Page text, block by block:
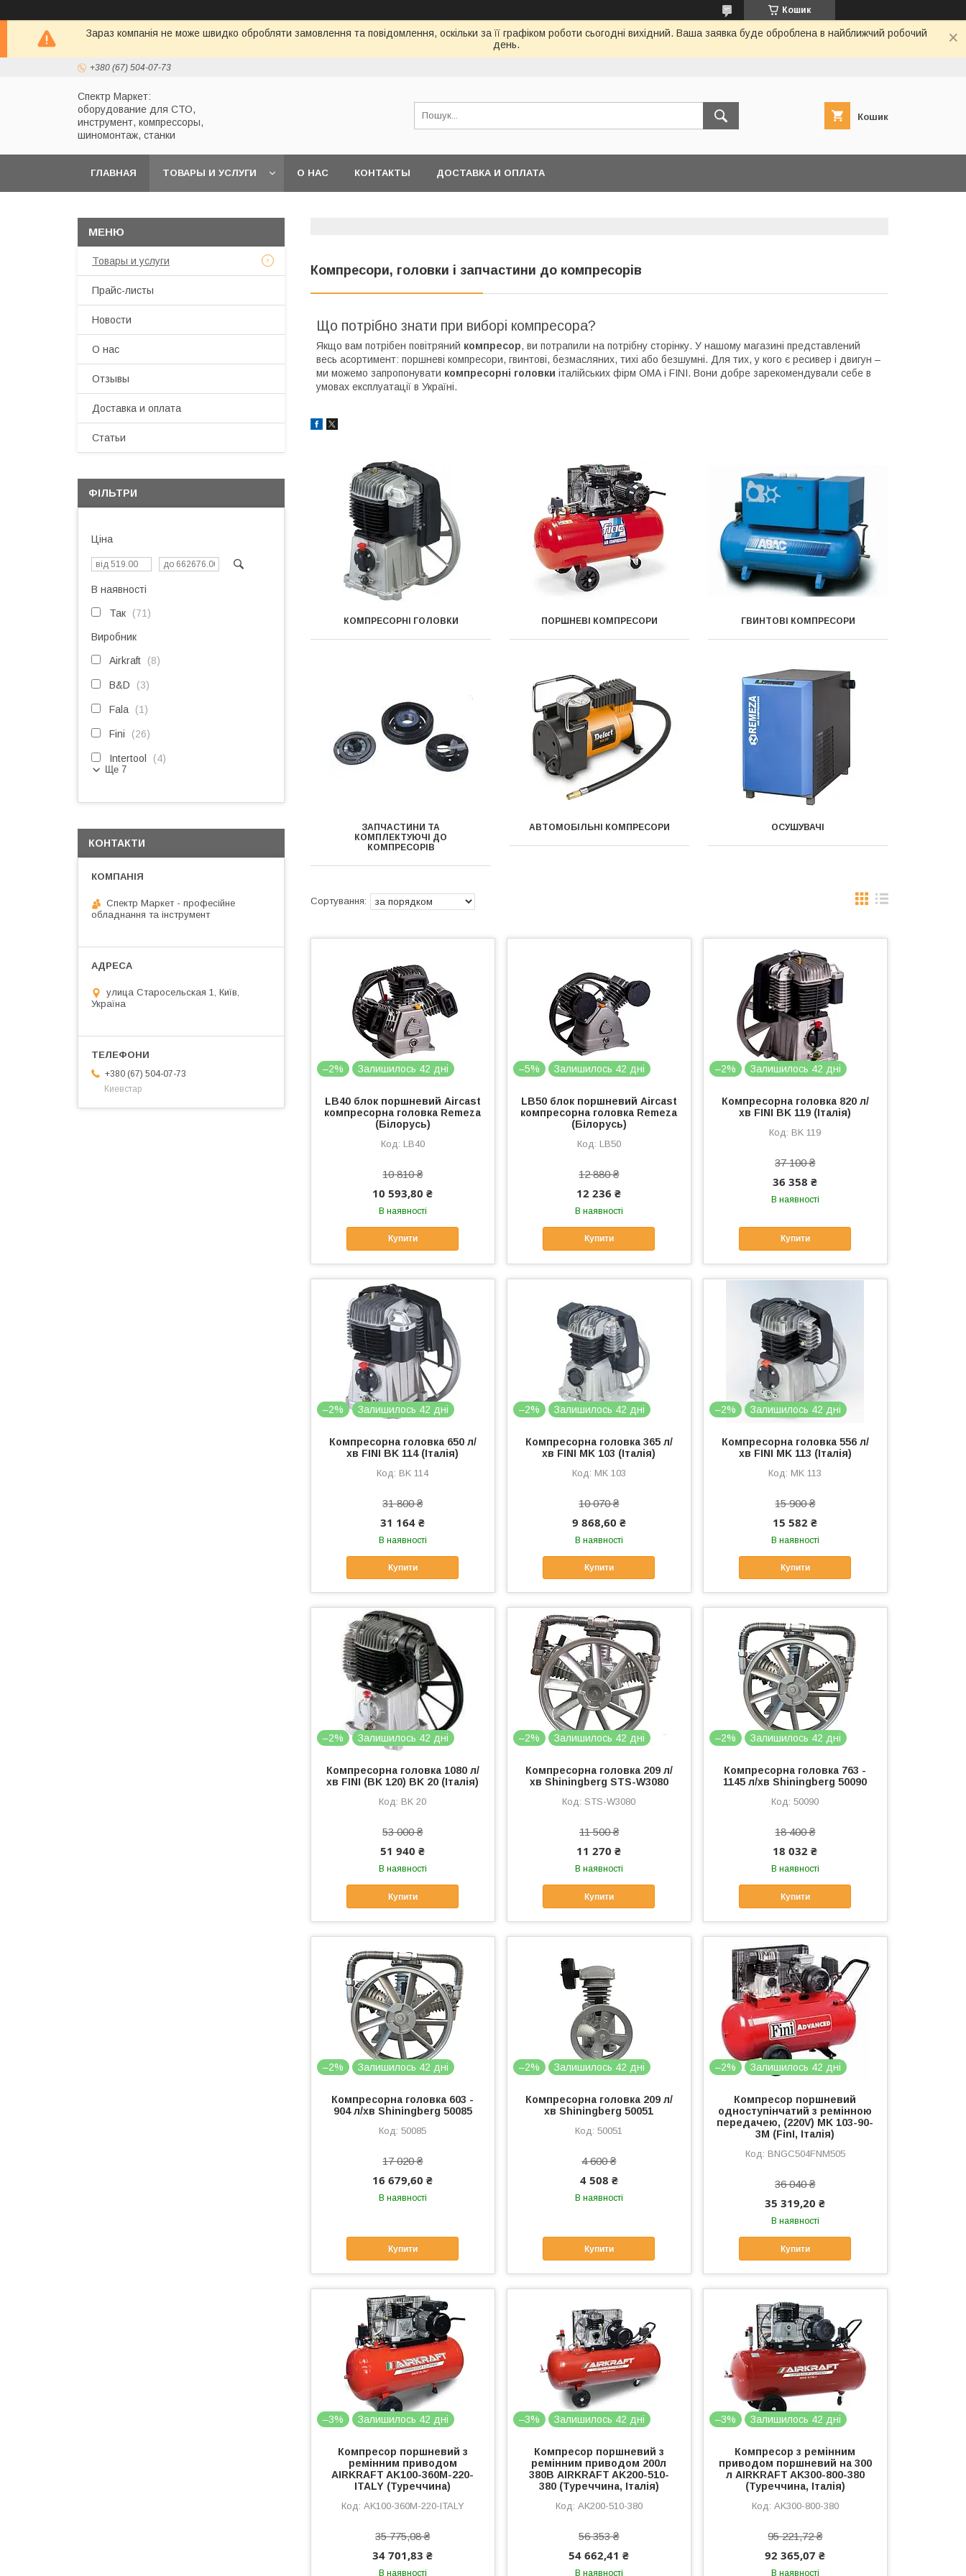
Кошик
Зараз компанія не може швидко обробляти замовлення та повідомлення, оскільки за її графіком роботи сьогодні вихідний. Ваша заявка буде оброблена в найближчий робочий
день.
+380 (67) 504-07-73
Спектр Маркет:
оборудование для СТО,
инструмент, компрессоры,
шиномонтаж, станки
Кошик
ГЛАВНАЯ ТОВАРЫ И УСЛУГИ О НАС КОНТАКТЫ ДОСТАВКА И ОПЛАТА
Компресори, головки і запчастини до компресорів
Що потрібно знати при виборі компресора?
Якщо вам потрібен повітряний компресор, ви потрапили на потрібну сторінку. У нашому магазині представлений
весь асортимент: поршневі компресори, гвинтові, безмасляних, тихі або безшумні. Для тих, у кого є ресивер і двигун –
ми можемо запропонувати компресорні головки італійських фірм ОМА і FINI. Вони добре зарекомендували себе в
умовах експлуатації в Україні.
КОМПРЕСОРНІ ГОЛОВКИ ПОРШНЕВІ КОМПРЕСОРИ ГВИНТОВІ КОМПРЕСОРИ
ЗАПЧАСТИНИ ТА
КОМПЛЕКТУЮЧІ ДО
КОМПРЕСОРІВ
АВТОМОБІЛЬНІ КОМПРЕСОРИ ОСУШУВАЧІ
–2% Залишилось 42 дні
LB40 блок поршневий Aircast
компресорна головка Remeza
(Білорусь)
LB40
10 810 ₴
10 593,80 ₴
В наявності
Купити
–5% Залишилось 42 дні
LB50 блок поршневий Aircast
компресорна головка Remeza
(Білорусь)
LB50
12 880 ₴
12 236 ₴
В наявності
Купити
–2% Залишилось 42 дні
Компресорна головка 820 л/
хв FINI BK 119 (Італія)
BK 119
37 100 ₴
36 358 ₴
В наявності
Купити
–2% Залишилось 42 дні
Компресорна головка 650 л/
хв FINI BK 114 (Італія)
BK 114
31 800 ₴
31 164 ₴
В наявності
Купити
–2% Залишилось 42 дні
Компресорна головка 365 л/
хв FINI MK 103 (Італія)
MK 103
10 070 ₴
9 868,60 ₴
В наявності
Купити
–2% Залишилось 42 дні
Компресорна головка 556 л/
хв FINI MK 113 (Італія)
MK 113
15 900 ₴
15 582 ₴
В наявності
Купити
–2% Залишилось 42 дні
Компресорна головка 1080 л/
хв FINI (BK 120) BK 20 (Італія)
BK 20
53 000 ₴
51 940 ₴
В наявності
Купити
–2% Залишилось 42 дні
Компресорна головка 209 л/
хв Shiningberg STS-W3080
STS-W3080
11 500 ₴
11 270 ₴
В наявності
Купити
–2% Залишилось 42 дні
Компресорна головка 763 -
1145 л/хв Shiningberg 50090
50090
18 400 ₴
18 032 ₴
В наявності
Купити
–2% Залишилось 42 дні
Компресорна головка 603 -
904 л/хв Shiningberg 50085
50085
17 020 ₴
16 679,60 ₴
В наявності
Купити
–2% Залишилось 42 дні
Компресорна головка 209 л/
хв Shiningberg 50051
50051
4 600 ₴
4 508 ₴
В наявності
Купити
–2% Залишилось 42 дні
Компресор поршневий
одноступінчатий з ремінною
передачею, (220V) MK 103-90-
3M (FinI, Італія)
BNGC504FNM505
36 040 ₴
35 319,20 ₴
В наявності
Купити
–3% Залишилось 42 дні
Компресор поршневий з
ремінним приводом
AIRKRAFT AK100-360M-220-
ITALY (Туреччина)
AK100-360M-220-ITALY
35 775,08 ₴
34 701,83 ₴
В наявності
–3% Залишилось 42 дні
Компресор поршневий з
ремінним приводом 200л
380В AIRKRAFT AK200-510-
380 (Туреччина, Італія)
AK200-510-380
56 353 ₴
54 662,41 ₴
В наявності
–3% Залишилось 42 дні
Компресор з ремінним
приводом поршневий на 300
л AIRKRAFT AK300-800-380
(Туреччина, Італія)
AK300-800-380
95 221,72 ₴
92 365,07 ₴
В наявності
Товары и услуги
Прайс-листы
Новости
О нас
Отзывы
Доставка и оплата
Статьи
ФІЛЬТРИ
Ціна
В наявності
Так 71
Виробник
Airkraft 8
B&D 3
Fala 1
Fini 26
Intertool 4
Ще 7
КОНТАКТИ
Спектр Маркет - професійне
обладнання та інструмент
улица Старосельская 1, Київ,
Україна
+380 (67) 504-07-73
Киевстар